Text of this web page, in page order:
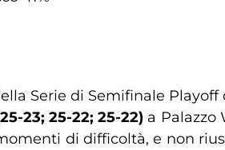
Serie di Semifinale Playoff
23; 25-22; 25-22) a Palazzo
di difficoltà, e non